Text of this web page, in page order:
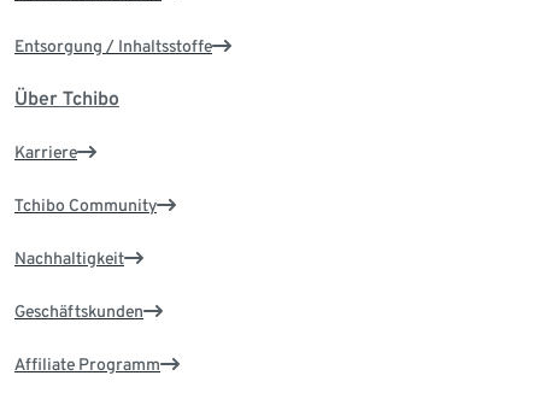
Entsorgung / Inhaltsstoffe
Über Tchibo
Karriere
Tchibo Community
Nachhaltigkeit
Geschäftskunden
Affiliate Programm